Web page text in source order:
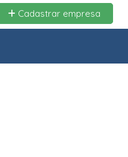
Cadastrar empresa